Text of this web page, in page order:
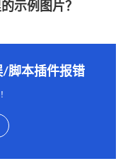
示例图片？
/脚本插件报错